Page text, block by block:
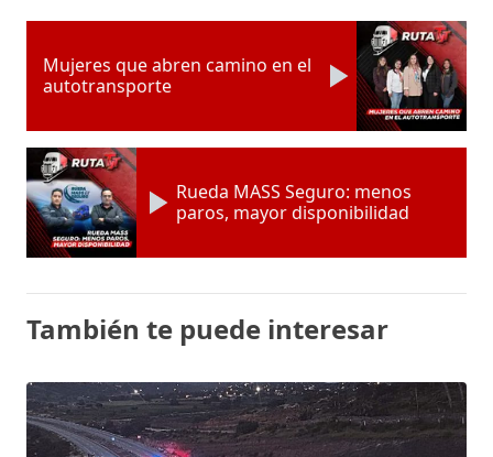
Mujeres que abren camino en el
autotransporte
Rueda MASS Seguro: menos
paros, mayor disponibilidad
También te puede interesar